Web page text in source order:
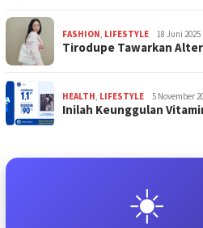
FASHION, LIFESTYLE 18 Juni 2025
Tirodupe Tawarkan
HEALTH, LIFESTYLE 5 November
Inilah Keunggulan
☀️